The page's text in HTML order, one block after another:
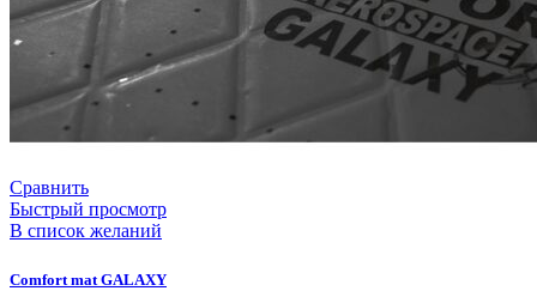
Сравнить
Быстрый просмотр
В список желаний
Comfort mat GALAXY